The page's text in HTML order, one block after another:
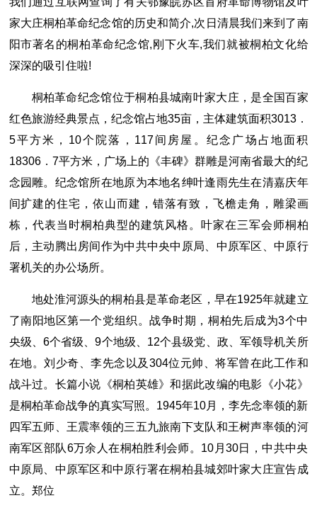
家大庄桐柏革命纪念馆的历史和简介,次日清晨我们来到了南
阳市著名的桐柏革命纪念馆,刚下火车,我们就被桐柏文化给
深深的吸引住啦!
桐柏革命纪念馆位于桐柏县城南叶家大庄，是全国百家
红色旅游经典景点，纪念馆占地35亩，主体建筑面积3013．
5平方米，10个院落，117间房屋。纪念广场占地面积
18306．7平方米，广场上的《丰碑》群雕是河南省最大的纪
念园雕。纪念馆所在地原为本地名绅叶逢雨先生在清嘉庆年
间扩建的住宅，依山而建，错落有致，飞檐走角，雕梁画
栋，代表当时桐柏典型的建筑风格。叶家在三军会师桐柏
后，主动腾出房间作为中共中央中原局、中原军区、中原行
署机关的办公场所。
地处淮河源头的桐柏县是革命老区，早在1925年就建立
了南阳地区第一个党组织。战争时期，桐柏先后成为3个中
央级、6个省级、9个地级、12个县级党、政、军领导机关所
在地。刘少奇、李先念以及304位元帅、将军曾在此工作和
战斗过。长篇小说《桐柏英雄》和据此改编的电影《小花》
是桐柏革命战争的真实写照。1945年10月，李先念率领的新
四军五师、王震率领的三五九旅南下支队和王树声率领的河
南军区部队6万余人在桐柏胜利会师。10月30日，中共中央
中原局、中原军区和中原行署在桐柏县城郊叶家大庄宣告成
立。郑位